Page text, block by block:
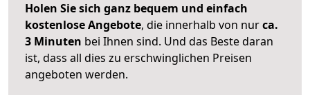
Holen Sie sich ganz bequem und einfach
kostenlose Angebote, die innerhalb von nurca.
3 Minuten bei Ihnen sind. Und das Beste daran
ist, dass all dies zu erschwinglichen Preisen
angeboten werden.